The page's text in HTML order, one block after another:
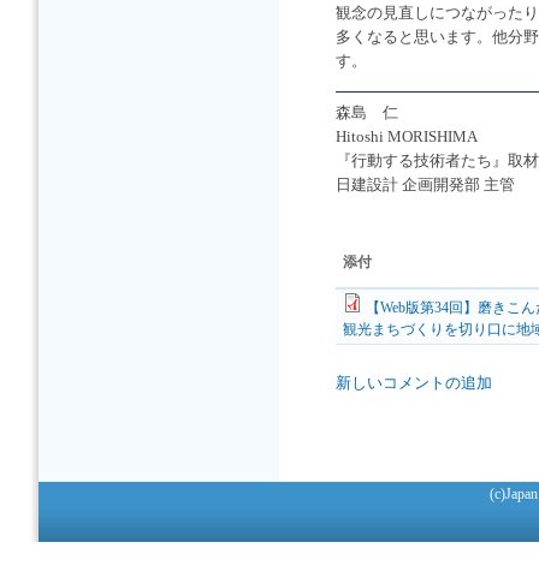
観念の見直しにつながった
多くなると思います。他分
す。
森島 仁
Hitoshi MORISHIMA
『行動する技術者たち』取
日建設計 企画開発部 主管
添付
【Web版第34回】磨きこ
観光まちづくりを切り口に地
新しいコメントの追加